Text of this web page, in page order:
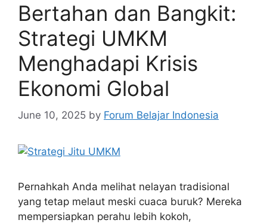
Bertahan dan Bangkit:
Strategi UMKM
Menghadapi Krisis
Ekonomi Global
June 10, 2025 by Forum Belajar Indonesia
Pernahkah Anda melihat nelayan tradisional
yang tetap melaut meski cuaca buruk? Mereka
mempersiapkan perahu lebih kokoh,